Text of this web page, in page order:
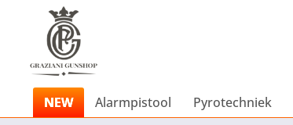
NEW Alarmpistool Pyrotechniek